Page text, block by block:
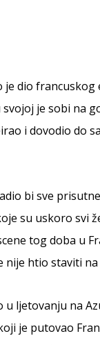
dio
je sobi na
i dovodio do
bi sve
su uskoro svi
tog doba u
nije htio staviti
u ljetovanju na
je putovao